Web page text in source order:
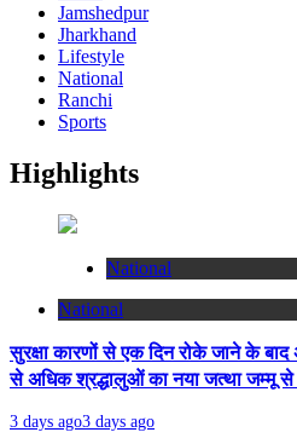
Jamshedpur
Jharkhand
Lifestyle
National
Ranchi
Sports
Highlights
National
National
सुरक्षा कारणों से एक दिन रोके जाने के
से अधिक श्रद्धालुओं का नया जत्था जम्मू से
3 days ago3 days ago